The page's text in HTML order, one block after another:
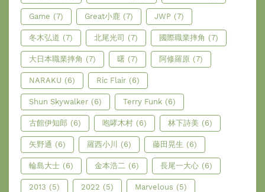
Game (7) Great小鹿 (7) JWP (7)
冬木弘道 (7) 北尾光司 (7) 國際職業摔角 (7)
大日本職業摔角 (7) 曙 (7) 阿修羅原 (7)
NARAKU (6) Ric Flair (6)
Shun Skywalker (6) Terry Funk (6)
古館伊知郎 (6) 咆哮木村 (6) 林下詩美 (6)
矢野通 (6) 羅西小川 (6) 藤田晃生 (6)
輪島大士 (6) 金本浩二 (6) 長尾一大心 (6)
2013 (5) 2022 (5) Marvelous (5)